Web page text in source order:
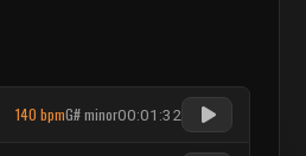
140 bpmG# minor00:01:32